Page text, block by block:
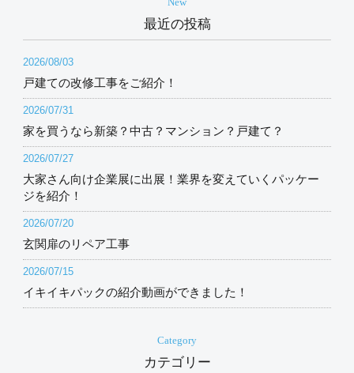
最近の投稿
2026/08/03
戸建ての改修工事をご紹介！
2026/07/31
家を買うなら新築？中古？マンション？戸建て？
2026/07/27
大家さん向け企業展に出展！業界を変えていくパッケー
ジを紹介！
2026/07/20
玄関扉のリペア工事
2026/07/15
イキイキパックの紹介動画ができました！
Category
カテゴリー